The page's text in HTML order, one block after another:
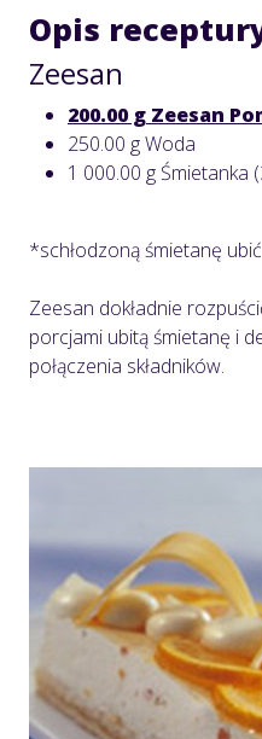
Opis
Zeesan
200.00 g Zeesan
250.00 g Woda
1 000.00 g Śmietanka
*schłodzoną śmietanę ubić
Zeesan dokładnie
porcjami ubitą śmietanę i
połączenia składników.